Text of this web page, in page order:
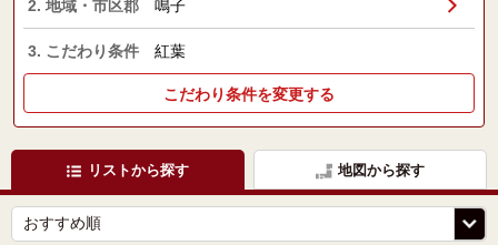
2. 地域・市区郡 鳴子
3. こだわり条件 紅葉
こだわり条件を変更する
リストから探す 地図から探す